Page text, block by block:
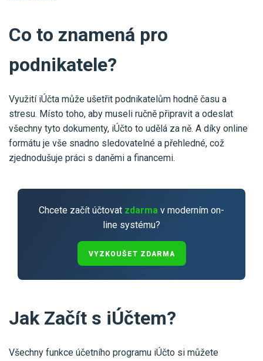
Co to znamená pro
podnikatele?
Využití iÚčta může ušetřit podnikatelům hodně času a
stresu. Místo toho, aby museli ručně připravit a odeslat
všechny tyto dokumenty, iÚčto to udělá za ně. A díky online
formátu je vše snadno sledovatelné a přehledné, což
zjednodušuje práci s daněmi a financemi.
Chcete začít účtovat zdarma v moderním on-
line systému?
VYZKOUŠET ZDARMA
Jak Začít s iÚčtem?
Všechny funkce účetního programu iÚčto si můžete